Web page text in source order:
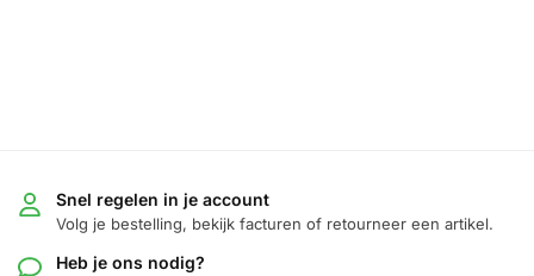
Snel regelen in je account
Volg je bestelling, bekijk facturen of retourneer een artikel.
Heb je ons nodig?